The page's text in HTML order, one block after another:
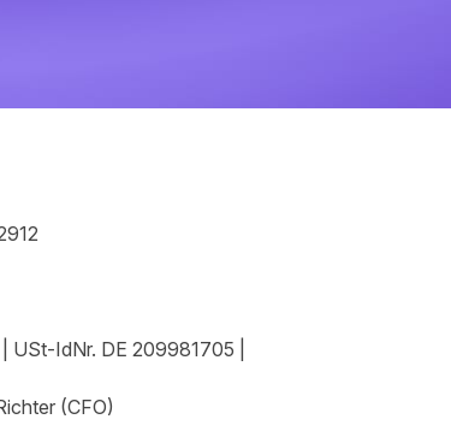
IdNr. DE 209981705 |
(CFO)